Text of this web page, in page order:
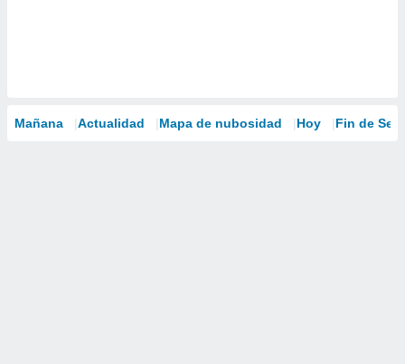
Mañana Actualidad Mapa de nubosidad Hoy Fin de